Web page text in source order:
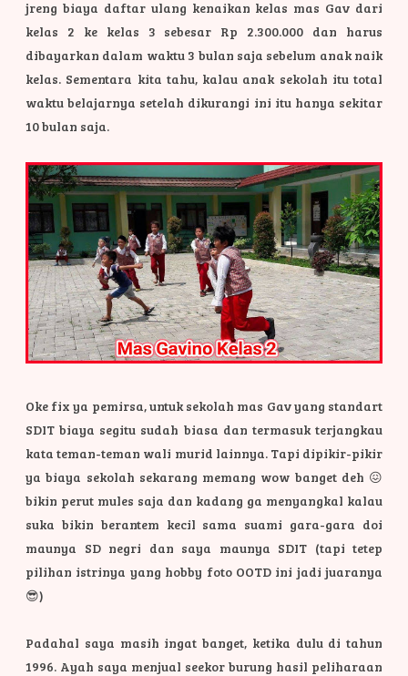
jreng biaya daftar ulang kenaikan kelas mas Gav dari
kelas 2 ke kelas 3 sebesar Rp 2.300.000 dan harus
dibayarkan dalam waktu 3 bulan saja sebelum anak naik
kelas. Sementara kita tahu, kalau anak sekolah itu total
waktu belajarnya setelah dikurangi ini itu hanya sekitar
10 bulan saja.
Oke fix ya pemirsa, untuk sekolah mas Gav yang standart
SDIT biaya segitu sudah biasa dan termasuk terjangkau
kata teman-teman wali murid lainnya. Tapi dipikir-pikir
ya biaya sekolah sekarang memang wow banget deh 😖
bikin perut mules saja dan kadang ga menyangkal kalau
suka bikin berantem kecil sama suami gara-gara doi
maunya SD negri dan saya maunya SDIT (tapi tetep
pilihan istrinya yang hobby foto OOTD ini jadi juaranya
😎)
Padahal saya masih ingat banget, ketika dulu di tahun
1996. Ayah saya menjual seekor burung hasil peliharaan